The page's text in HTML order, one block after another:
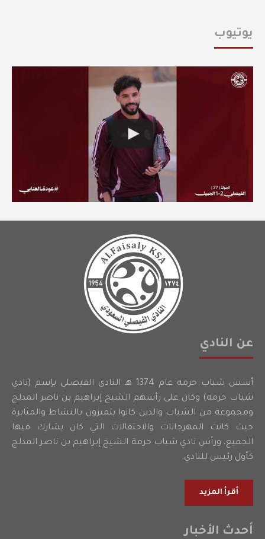
يوتيوب
عن النادي
أسس شباب حرمه عام 1374 هـ النادي الفيصلي بإسم (نادي
شباب حرمه) وكان على رأسهم الشيخ إبراهيم بن ناصر المدلج
ومجموعة من الشباب والذين كانوا يتميزون بالنشاط والمثابرة
حيث كانت المهرجانات والاحتفالات التي كان يشارك فيها
الجميع، ورأس نادي شباب حرمة الشيخ إبراهيم بن ناصر المدلج
كأول رئيس للنادي.
أقرأ المزيد
أحدث الأخبار